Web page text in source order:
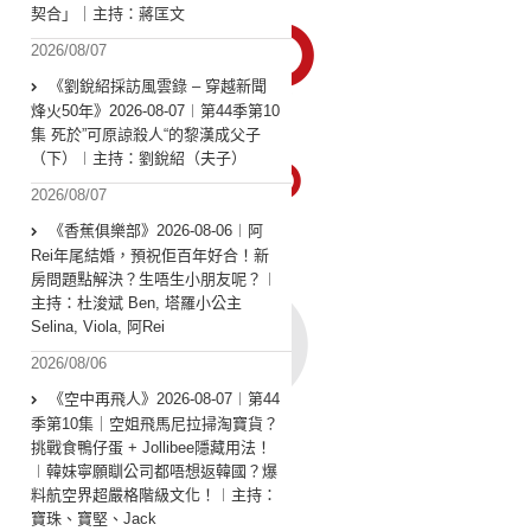
契合」｜主持：蔣匡文
2026/08/07
《劉銳紹採訪風雲錄 – 穿越新聞
烽火50年》2026-08-07︱第44季第10
集 死於”可原諒殺人“的黎漢成父子
（下）︱主持：劉銳紹（夫子）
2026/08/07
《香蕉俱樂部》2026-08-06︱阿
Rei年尾結婚，預祝佢百年好合！新
房問題點解決？生唔生小朋友呢？︱
主持：杜浚斌 Ben, 塔羅小公主
Selina, Viola, 阿Rei
2026/08/06
《空中再飛人》2026-08-07︱第44
季第10集｜空姐飛馬尼拉掃淘寶貨？
挑戰食鴨仔蛋 + Jollibee隱藏用法！
︱韓妹寧願瞓公司都唔想返韓國？爆
料航空界超嚴格階級文化！︱主持：
寶珠、寶堅、Jack